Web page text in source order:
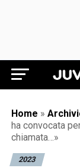
Home »
ha convocata
chiamata…»
2023